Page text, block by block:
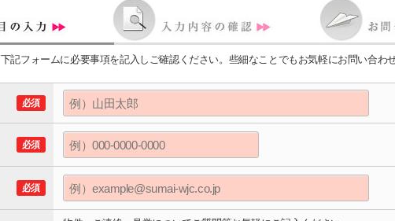
下記フォームに必要事項を記入しご確認ください。些細なことでもお気軽にお問い合わ
必須
必須
必須